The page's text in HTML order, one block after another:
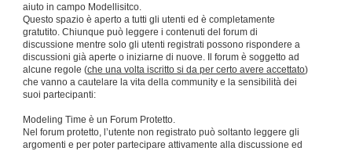
aiuto in campo Modellisitco.
Questo spazio è aperto a tutti gli utenti ed è completamente
gratutito. Chiunque può leggere i contenuti del forum di
discussione mentre solo gli utenti registrati possono rispondere a
discussioni già aperte o iniziarne di nuove. Il forum è soggetto ad
alcune regole (che una volta iscritto si da per certo avere accettato)
che vanno a cautelare la vita della community e la sensibilità dei
suoi partecipanti:
Modeling Time è un Forum Protetto.
Nel forum protetto, l’utente non registrato può soltanto leggere gli
argomenti e per poter partecipare attivamente alla discussione ed